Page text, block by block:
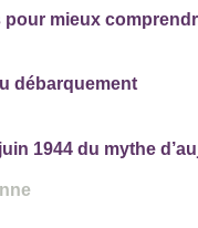
pour mieux
débarquement
1944 du mythe